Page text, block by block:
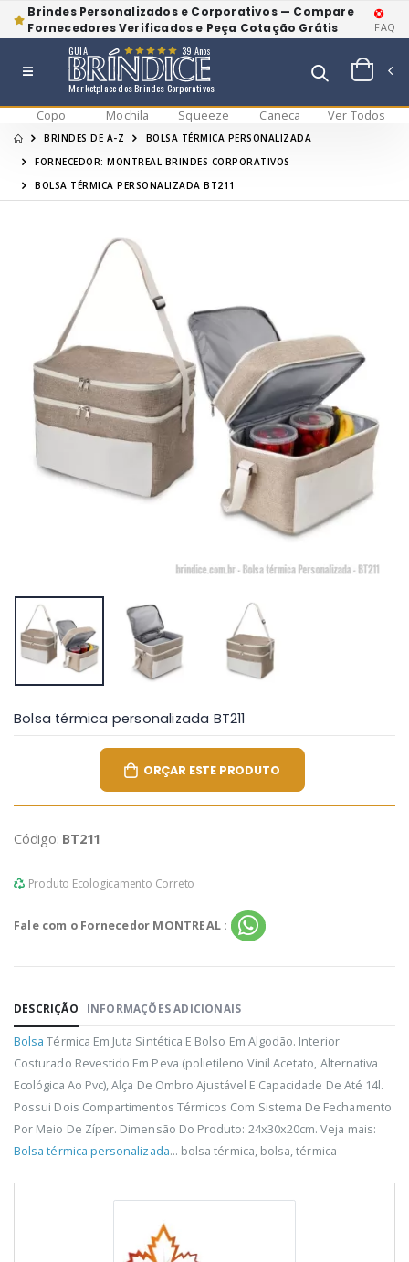
Brindes Personalizados e Corporativos — Compare
Fornecedores Verificados e Peça Cotação Grátis
FAQ
Marketplace dos Brindes Corporativos
GUIA 39 Anos
Copo Mochila Squeeze Caneca Ver Todos
BRINDES DE A-Z
BOLSA TÉRMICA PERSONALIZADA
FORNECEDOR: MONTREAL BRINDES CORPORATIVOS
BOLSA TÉRMICA PERSONALIZADA BT211
Bolsa térmica personalizada BT211
ORÇAR ESTE PRODUTO
Código: BT211
Produto Ecologicamento Correto
Fale com o Fornecedor MONTREAL :
DESCRIÇÃO INFORMAÇÕES ADICIONAIS
Bolsa Térmica Em Juta Sintética E Bolso Em Algodão. Interior
Costurado Revestido Em Peva (polietileno Vinil Acetato, Alternativa
Ecológica Ao Pvc), Alça De Ombro Ajustável E Capacidade De Até 14l.
Possui Dois Compartimentos Térmicos Com Sistema De Fechamento
Por Meio De Zíper. Dimensão Do Produto: 24x30x20cm. Veja mais:
Bolsa térmica personalizada... bolsa térmica, bolsa, térmica